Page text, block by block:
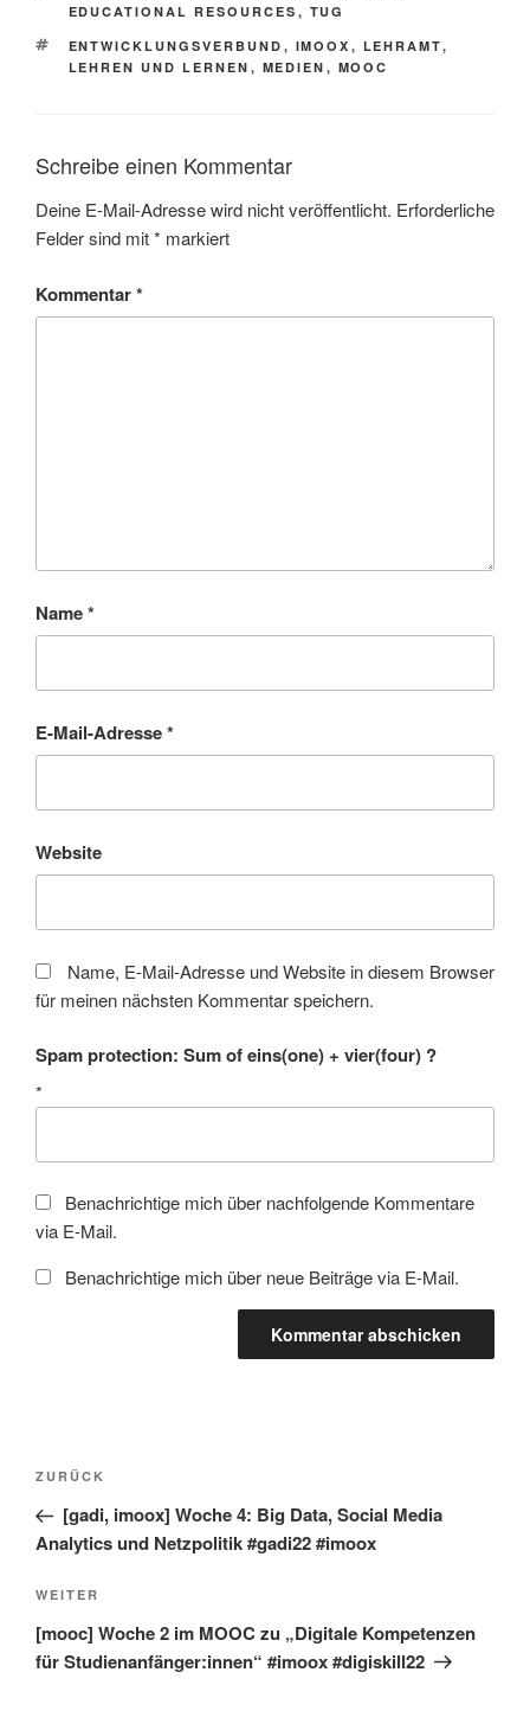
EDUCATIONAL RESOURCES , TUG
SCHLAGWÖRTER
ENTWICKLUNGSVERBUND , IMOOX , LEHRAMT,
LEHREN UND LERNEN , MEDIEN , MOOC
Schreibe einen Kommentar
Deine E-Mail-Adresse wird nicht veröffentlicht. Erforderliche
Felder sind mit* markiert
Kommentar*
Name*
E-Mail-Adresse*
Website
Name, E-Mail-Adresse und Website in diesem Browser
für meinen nächsten Kommentar speichern.
Spam protection: Sum of eins(one) + vier(four) ?
*
Benachrichtige mich über nachfolgende Kommentare
via E-Mail.
Benachrichtige mich über neue Beiträge via E-Mail.
Beitragsnavigation
Vorheriger
Beitrag
ZURÜCK
[gadi, imoox] Woche 4: Big Data, Social Media
Analytics und Netzpolitik #gadi22 #imoox
Nächster
Beitrag
WEITER
[mooc] Woche 2 im MOOC zu „Digitale Kompetenzen
für Studienanfänger:innen“ #imoox #digiskill22